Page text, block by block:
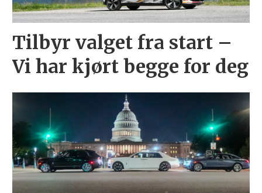
Tilbyr valget fra start –
Vi har kjørt begge for deg